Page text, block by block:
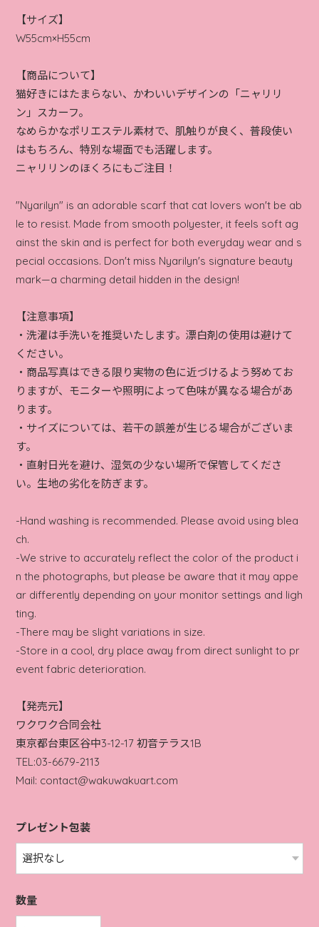
【サイズ】
W55cm×H55cm
【商品について】
猫好きにはたまらない、かわいいデザインの「ニャリリ
ン」スカーフ。
なめらかなポリエステル素材で、肌触りが良く、普段使い
はもちろん、特別な場面でも活躍します。
ニャリリンのほくろにもご注目！
"Nyarilyn" is an adorable scarf that cat lovers won't be ab
le to resist. Made from smooth polyester, it feels soft ag
ainst the skin and is perfect for both everyday wear and s
pecial occasions. Don't miss Nyarilyn's signature beauty
mark—a charming detail hidden in the design!
【注意事項】
・洗濯は手洗いを推奨いたします。漂白剤の使用は避けて
ください。
・商品写真はできる限り実物の色に近づけるよう努めてお
りますが、モニターや照明によって色味が異なる場合があ
ります。
・サイズについては、若干の誤差が生じる場合がございま
す。
・直射日光を避け、湿気の少ない場所で保管してくださ
い。生地の劣化を防ぎます。
-Hand washing is recommended. Please avoid using blea
ch.
-We strive to accurately reflect the color of the product i
n the photographs, but please be aware that it may appe
ar differently depending on your monitor settings and ligh
ting.
-There may be slight variations in size.
-Store in a cool, dry place away from direct sunlight to pr
event fabric deterioration.
【発売元】
ワクワク合同会社
東京都台東区谷中3-12-17 初音テラス1B
TEL:03-6679-2113
Mail: contact@wakuwakuart.com
プレゼント包装
数量